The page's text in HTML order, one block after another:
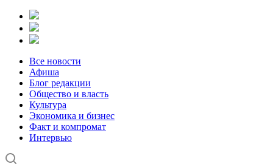
Все новости
Афиша
Блог редакции
Общество и власть
Культура
Экономика и бизнес
Факт и компромат
Интервью